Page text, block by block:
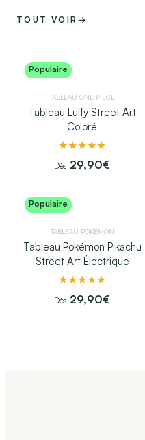
TOUT VOIR →
Populaire
TABLEAU ONE PIECE​
Tableau Luffy Street Art
Coloré
★★★★★
Dès 29,90€
Populaire
TABLEAU POKEMON​
Tableau Pokémon Pikachu
Street Art Électrique
★★★★★
Dès 29,90€